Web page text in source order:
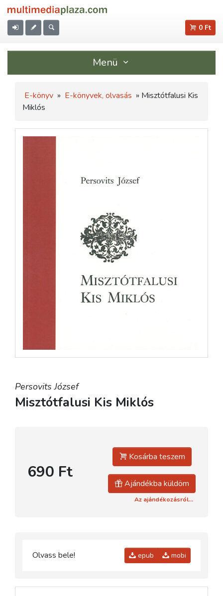
0 Ft
Menü
E-könyv » E-könyvek, olvasás » Misztótfalusi Kis
Miklós
Persovits József
Misztótfalusi Kis Miklós
690 Ft
Kosárba teszem
Ajándékba küldöm
Az ajándékozásról...
Olvass bele! epub mobi